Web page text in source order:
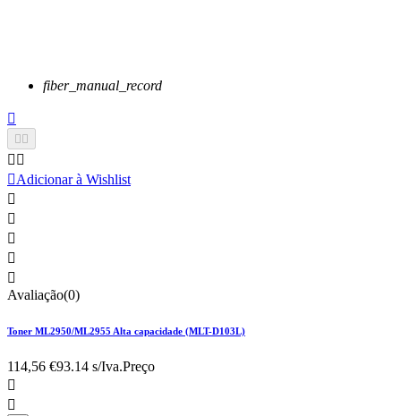
fiber_manual_record

 
 
Adicionar à Wishlist





Avaliação(0)
Toner ML2950/ML2955 Alta capacidade (MLT-D103L)
114,56 €93.14 s/Iva.Preço

